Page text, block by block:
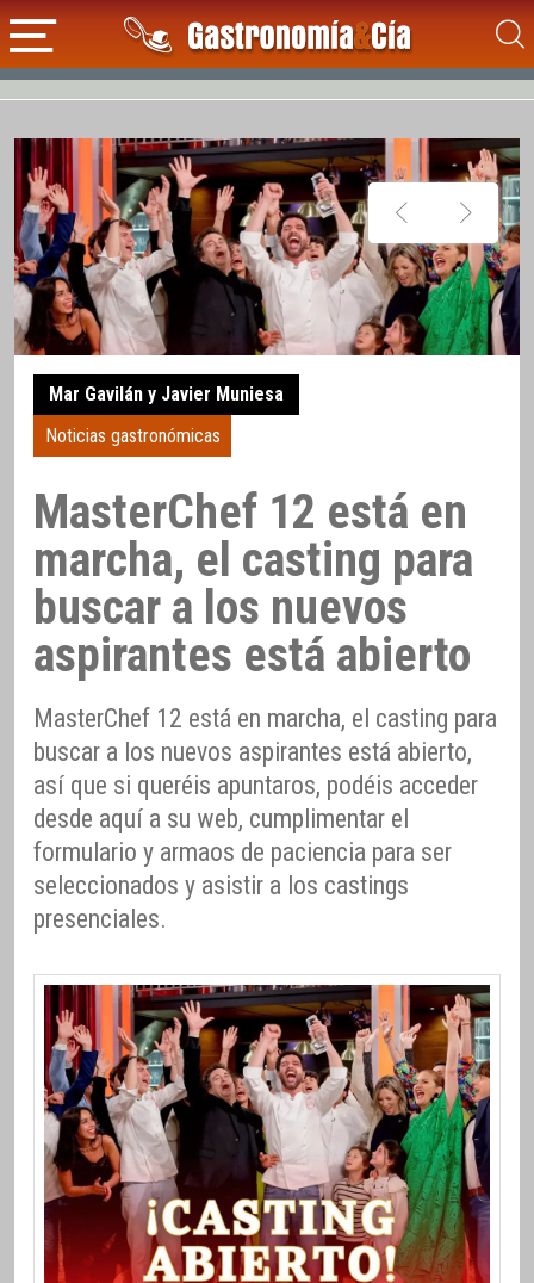
Mar Gavilán y Javier Muniesa
Noticias gastronómicas
MasterChef 12 está en
marcha, el casting para
buscar a los nuevos
aspirantes está abierto
MasterChef 12 está en marcha, el casting para
buscar a los nuevos aspirantes está abierto,
así que si queréis apuntaros, podéis acceder
desde aquí a su web, cumplimentar el
formulario y armaos de paciencia para ser
seleccionados y asistir a los castings
presenciales.